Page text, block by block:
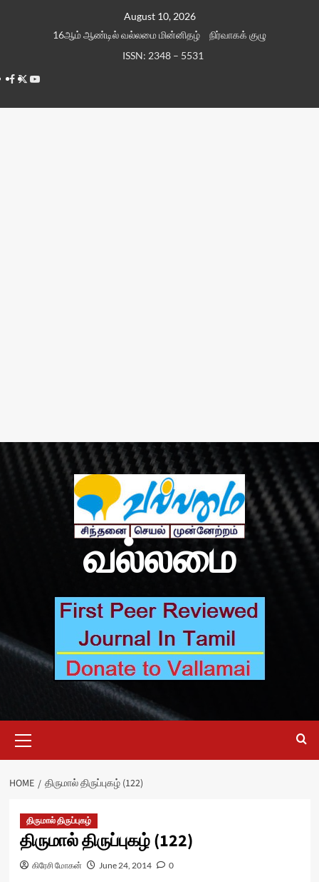
August 10, 2026
16ஆம் ஆண்டில் வல்லமை மின்னிதழ்
நிர்வாகக் குழு
ISSN: 2348 – 5531
Facebook
TwitterYoutube
வல்லமை
Menu
HOME திருமால் திருப்புகழ் (122)
திருமால் திருப்புகழ்
திருமால் திருப்புகழ் (122)
கிரேசி மோகன் June 24, 2014 0